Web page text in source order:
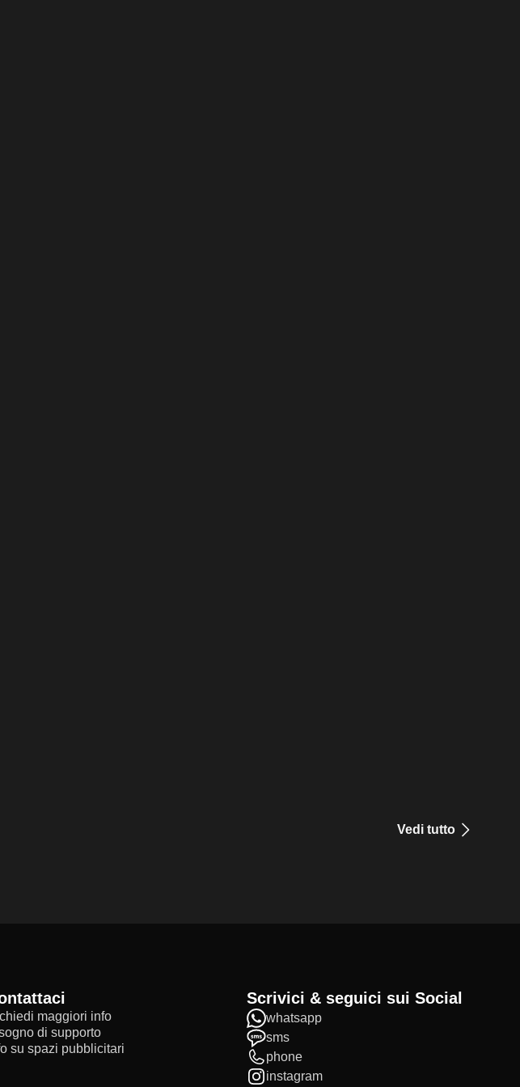
Vedi tutto
maggiori info
di supporto
su spazi pubblicitari
Scrivici & seguici sui Social
whatsapp
sms
phone
instagram